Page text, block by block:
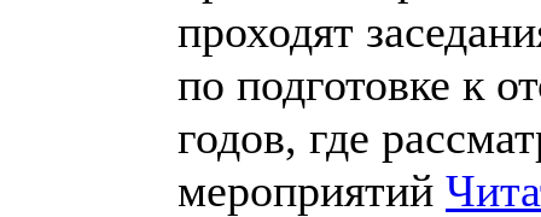
проходят
по подготовке к
годов, где
мероприятий